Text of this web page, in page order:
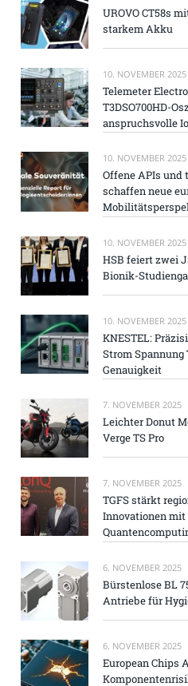
UROVO CT58s
starkem Akku
10. NOVEMBER 2025
Telemeter
T3DSO700HD-
anspruchsvolle
10. NOVEMBER 2025
Offene APIs und
schaffen neue
10. NOVEMBER 2025
HSB feiert zwei
Bionik-
10. NOVEMBER 2025
KNESTEL:
Strom
Genauigkeit
7. NOVEMBER 2025
Leichter Donut
Verge TS Pro
7. NOVEMBER 2025
TGFS stärkt
Innovationen
6. NOVEMBER 2025
Bürstenlose BL
Antriebe für
6. NOVEMBER 2025
European Chips